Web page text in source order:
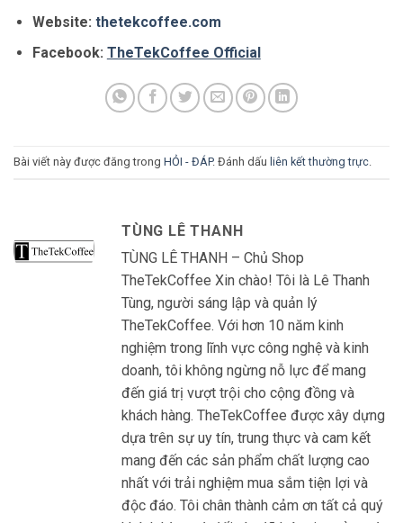
Website: thetekcoffee.com
Facebook: TheTekCoffee Official
Bài viết này được đăng trong HỎI - ĐÁP. Đánh dấu liên kết thường trực
TÙNG LÊ THANH
TÙNG LÊ THANH – Chủ Shop
TheTekCoffee Xin chào! Tôi là Lê Thanh
Tùng, người sáng lập và quản lý
TheTekCoffee. Với hơn 10 năm kinh
nghiệm trong lĩnh vực công nghệ và kinh
doanh, tôi không ngừng nỗ lực để mang
đến giá trị vượt trội cho cộng đồng và
khách hàng. TheTekCoffee được xây dựng
dựa trên sự uy tín, trung thực và cam kết
mang đến các sản phẩm chất lượng cao
nhất với trải nghiệm mua sắm tiện lợi và
độc đáo. Tôi chân thành cảm ơn tất cả quý